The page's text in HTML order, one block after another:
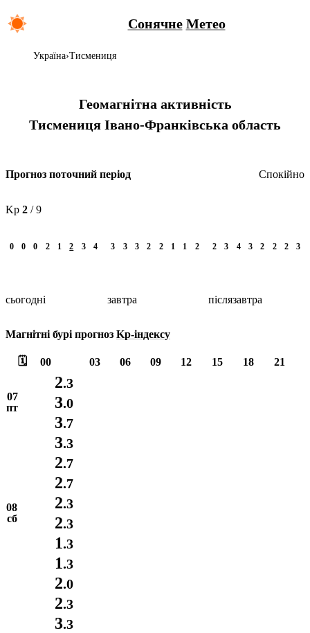
Сонячне Метео
Україна Тисмениця
Геомагнітна активність
Тисмениця Івано-Франківська область
Прогноз поточний період Спокійно
Kp 2 / 9
0 0 0 2 1 2 3 4 3 3 3 2 2 1 1 2 2 3 4 3 2 2 2 3
сьогодні завтра післязавтра
Магнітні бурі прогноз Kp-індексу
🗓️ 00 03 06 09 12 15 18 21
07
пт
2.3
3.0
3.7
08
сб
3.3
2.7
2.7
2.3
2.3
1.3
1.3
2.0
2.3
3.3